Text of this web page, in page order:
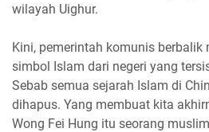
wilayah Uighur.
Kini, pemerintah komunis berbalik
simbol Islam dari negeri yang
Sebab semua sejarah Islam di
dihapus. Yang membuat kita
Wong Fei Hung itu seorang